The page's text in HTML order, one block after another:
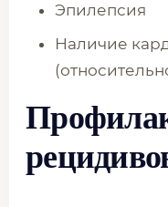
Эпилепсия
Наличие